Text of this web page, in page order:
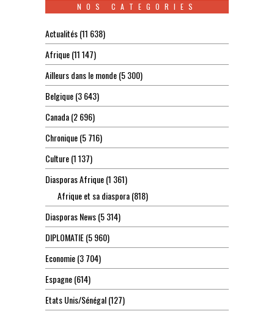
NOS CATEGORIES
Actualités(11 638)
Afrique(11 147)
Ailleurs dans le monde(5 300)
Belgique(3 643)
Canada(2 696)
Chronique(5 716)
Culture(1 137)
Diasporas Afrique(1 361)
Afrique et sa diaspora(818)
Diasporas News(5 314)
DIPLOMATIE(5 960)
Economie(3 704)
Espagne(614)
Etats Unis/Sénégal(127)